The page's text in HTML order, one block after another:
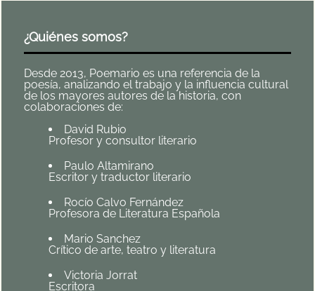
¿Quiénes somos?
Desde 2013, Poemario es una referencia de la
poesía, analizando el trabajo y la influencia cultural
de los mayores autores de la historia, con
colaboraciones de:
David Rubio
Profesor y consultor literario
Paulo Altamirano
Escritor y traductor literario
Rocío Calvo Fernández
Profesora de Literatura Española
Mario Sanchez
Crítico de arte, teatro y literatura
Victoria Jorrat
Escritora